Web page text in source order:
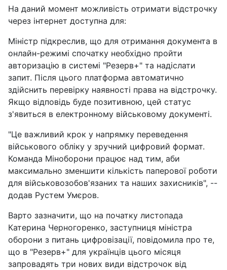
На даний момент можливість отримати відстрочку
через інтернет доступна для:
Міністр підкреслив, що для отримання документа в
онлайн-режимі спочатку необхідно пройти
авторизацію в системі "Резерв+" та надіслати
запит. Після цього платформа автоматично
здійснить перевірку наявності права на відстрочку.
Якщо відповідь буде позитивною, цей статус
з'явиться в електронному військовому документі.
"Це важливий крок у напрямку переведення
військового обліку у зручний цифровий формат.
Команда Міноборони працює над тим, аби
максимально зменшити кількість паперової роботи
для військовозобов'язаних та наших захисників", --
додав Рустем Умєров.
Варто зазначити, що на початку листопада
Катерина Черногоренко, заступниця міністра
оборони з питань цифровізації, повідомила про те,
що в "Резерв+" для українців цього місяця
запровадять три нових види відстрочок від